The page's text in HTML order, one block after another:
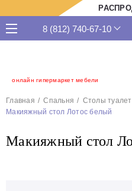
онлайн гипермаркет мебели
8 (812) 740-67-10
Главная Спальня
Столы
Макияжный стол Лотос белый
Макияжный стол